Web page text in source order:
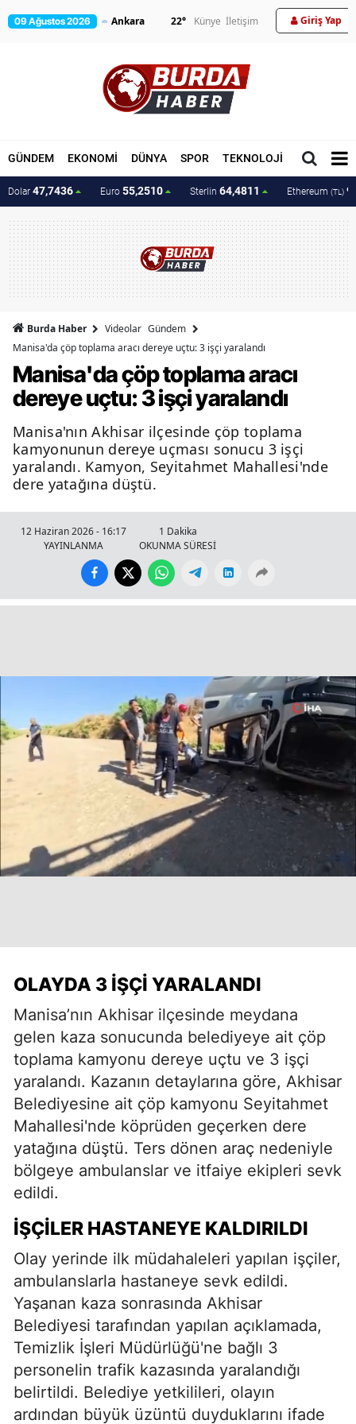
09 Ağustos 2026 22° Künye İletişim Giriş Yap
GÜNDEM EKONOMİ DÜNYA SPOR TEKNOLOJİ MAGAZİN
Dolar 47,7436 Euro 55,2510 Sterlin 64,4811 Ethereum (TL)
Burda Haber Videolar Gündem
Manisa'da çöp toplama aracı dereye uçtu: 3 işçi yaralandı
Manisa'da çöp toplama aracı
dereye uçtu: 3 işçi yaralandı
Manisa'nın Akhisar ilçesinde çöp toplama
kamyonunun dereye uçması sonucu 3 işçi
yaralandı. Kamyon, Seyitahmet Mahallesi'nde
dere yatağına düştü.
12 Haziran 2026 - 16:17
YAYINLANMA
1 Dakika
OKUNMA SÜRESİ
OLAYDA 3 İŞÇI YARALANDI
Manisa’nın Akhisar ilçesinde meydana
gelen kaza sonucunda belediyeye ait çöp
toplama kamyonu dereye uçtu ve 3 işçi
yaralandı. Kazanın detaylarına göre, Akhisar
Belediyesine ait çöp kamyonu Seyitahmet
Mahallesi'nde köprüden geçerken dere
yatağına düştü. Ters dönen araç nedeniyle
bölgeye ambulanslar ve itfaiye ekipleri sevk
edildi.
İŞÇILER HASTANEYE KALDIRILDI
Olay yerinde ilk müdahaleleri yapılan işçiler,
ambulanslarla hastaneye sevk edildi.
Yaşanan kaza sonrasında Akhisar
Belediyesi tarafından yapılan açıklamada,
Temizlik İşleri Müdürlüğü'ne bağlı 3
personelin trafik kazasında yaralandığı
belirtildi. Belediye yetkilileri, olayın
ardından büyük üzüntü duyduklarını ifade